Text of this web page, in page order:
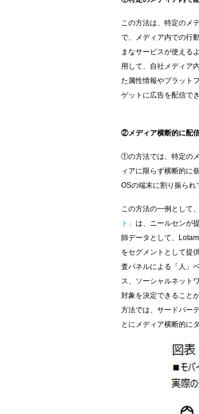
この方法は、特定のメ
で、メディア内での行
まなサービスが使える
用して、自社メディア
た属性情報やプラット
ゲットに広告を配信で
②メディア横断的に配
①の方法では、特定の
ィアに限らず横断的に
OSの端末に割り振られ
この方法の一例として
ト」 は、ニールセンが
師データとして、
をセグメントとして提
査パネルによる「人」
ス、ソーシャルネット
対象を決定できること
方法では、サードパー
とにメディア横断的に